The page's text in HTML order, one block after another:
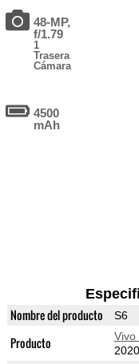
48-MP,
f/1.79
1
Trasera
Cámara
4500
mAh
Nombre del producto S6
Producto Vivo